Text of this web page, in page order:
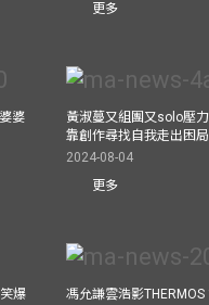
更多
婆
黃淑蔓又組團又solo壓
靠創作尋找自我走出困局
2024-08-04
更多
爆
馮允謙雲浩影